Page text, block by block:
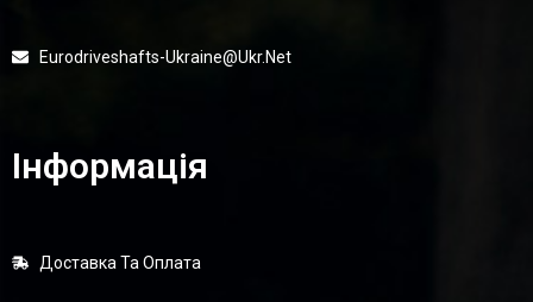
Eurodriveshafts-Ukraine@ukr.net
Інформація
Доставка Та Оплата